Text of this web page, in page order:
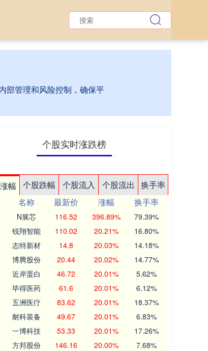
部管理和风险控制，确保平
个股实时涨跌榜
幅 个股跌幅 个股流入 个股流出
换手率
名称 最新价 涨幅
换手率
N展芯 116.52 396.89% 79.39%
锐翔智能 110.02 20.21% 16.80%
志特新材 14.8 20.03% 14.18%
博腾股份 20.44 20.02% 14.77%
近岸蛋白 46.72 20.01% 5.62%
毕得医药 61.6 20.01% 6.12%
五洲医疗 83.62 20.01% 18.37%
耐科装备 49.67 20.01% 6.83%
一博科技 53.33 20.01% 17.26%
方邦股份 146.16 20.00% 7.68%